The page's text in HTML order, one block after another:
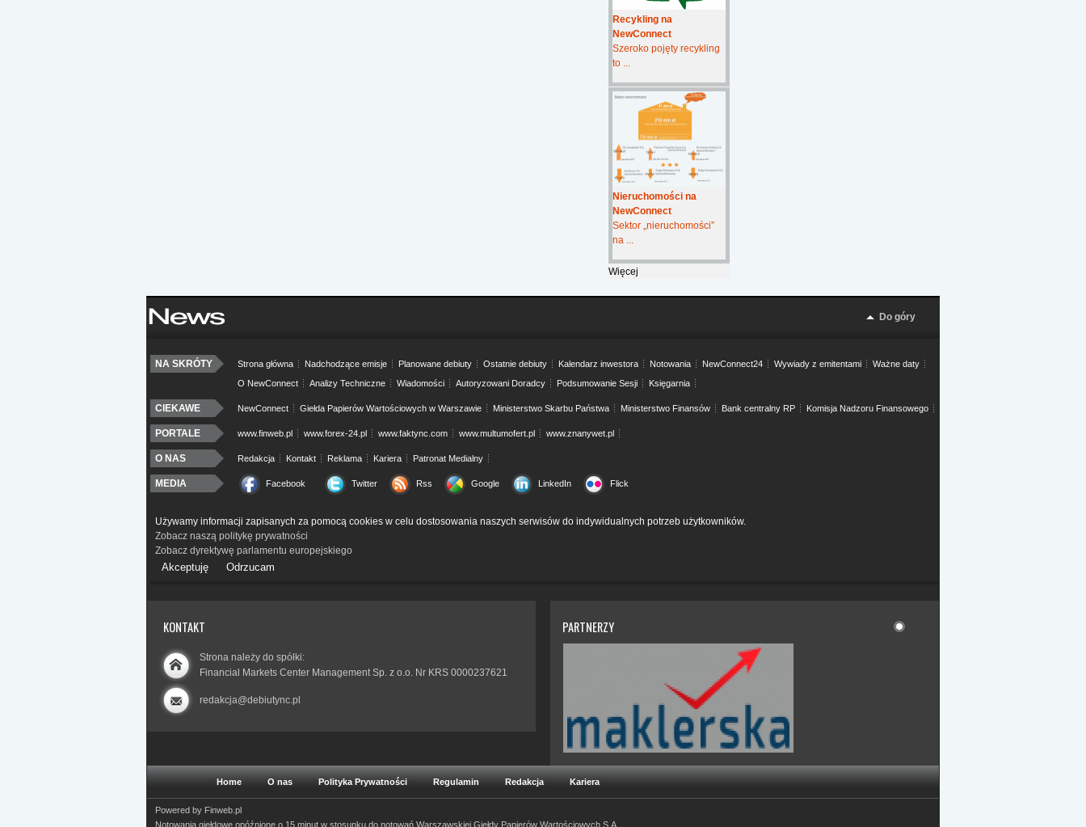
Recykling na
NewConnect
Szeroko pojęty recykling
to ...
Nieruchomości na
NewConnect
Sektor „nieruchomości”
na ...
Więcej
Do góry
NA SKRÓTY Strona główna Nadchodzące emisje Planowane debiuty Ostatnie debiuty Kalendarz inwestora Notowania NewConnect24 Wywiady z emitentami
Ważne daty
O NewConnect
Analizy Techniczne Wiadomości Autoryzowani Doradcy Podsumowanie Sesji Księgarnia
CIEKAWE NewConnect Giełda Papierów Wartościowych w Warszawie Ministerstwo Skarbu Państwa Ministerstwo Finansów Bank centralny RP Komisja Nadzoru Finansowego
PORTALE www.finweb.pl www.forex-24.pl www.faktync.com www.multumofert.pl www.znanywet.pl
O NAS Redakcja Kontakt Reklama Kariera Patronat Medialny
MEDIA Facebook Twitter Rss Google LinkedIn Flick
Używamy informacji zapisanych za pomocą cookies w celu dostosowania naszych serwisów do indywidualnych potrzeb użytkowników.
Zobacz naszą politykę prywatności
Zobacz dyrektywę parlamentu europejskiego
Akceptuję Odrzucam
KONTAKT
Strona należy do spółki:
Financial Markets Center Management Sp. z o.o. Nr KRS 0000237621
redakcja@debiutync.pl
PARTNERZY
Home O nas Polityka Prywatności Regulamin Redakcja Kariera
Powered by Finweb.pl
Notowania giełdowe opóźnione o 15 minut w stosunku do notowań Warszawskiej Giełdy Papierów Wartościowych S.A.